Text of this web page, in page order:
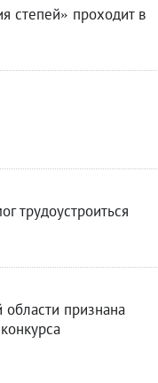
степей» проходит в
трудоустроиться
признана